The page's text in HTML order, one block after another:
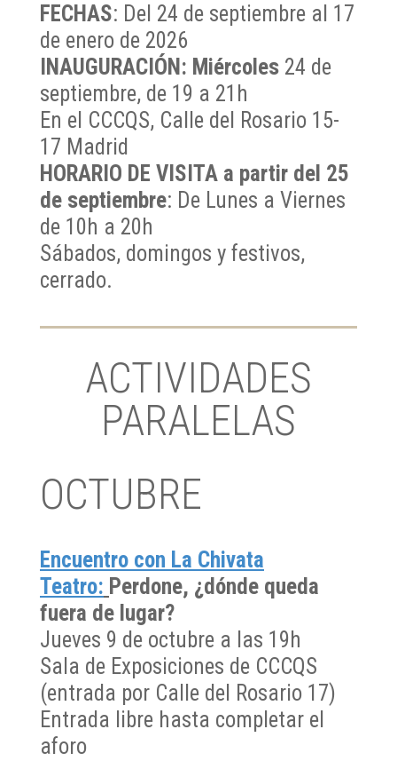
FECHAS: Del 24 de septiembre al 17
de enero de 2026
INAUGURACIÓN: Miércoles 24 de
septiembre, de 19 a 21h
En el CCCQS, Calle del Rosario 15-
17 Madrid
HORARIO DE VISITA a partir del 25
de septiembre: De Lunes a Viernes
de 10h a 20h
Sábados, domingos y festivos,
cerrado.
ACTIVIDADES
PARALELAS
OCTUBRE
Encuentro con La Chivata
Teatro: Perdone, ¿dónde queda
fuera de lugar?
Jueves 9 de octubre a las 19h
Sala de Exposiciones de CCCQS
(entrada por Calle del Rosario 17)
Entrada libre hasta completar el
aforo